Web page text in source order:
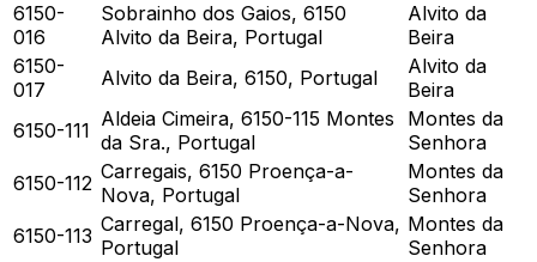
6150-
016
Sobrainho dos Gaios, 6150
Alvito da Beira, Portugal
Alvito da
Beira
6150-
017
Alvito da Beira, 6150, Portugal
Alvito da
Beira
6150-111 Aldeia Cimeira, 6150-115 Montes
da Sra., Portugal
Montes da
Senhora
6150-112 Carregais, 6150 Proença-a-
Nova, Portugal
Montes da
Senhora
6150-113 Carregal, 6150 Proença-a-Nova,
Portugal
Montes da
Senhora